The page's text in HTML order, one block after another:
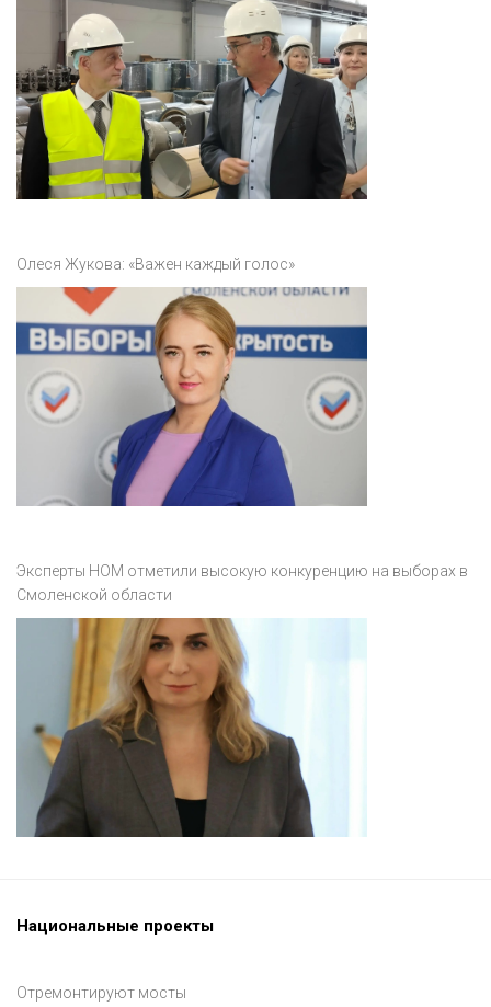
Олеся Жукова: «Важен каждый голос»
Эксперты НОМ отметили высокую конкуренцию на выборах в
Смоленской области
Национальные проекты
Отремонтируют мосты